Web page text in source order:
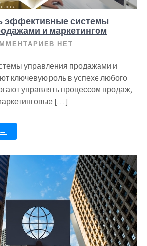
эффективные системы
и маркетингом
НЕТ
управления продажами и
ключевую роль в успехе любого
управлять процессом продаж,
[…]